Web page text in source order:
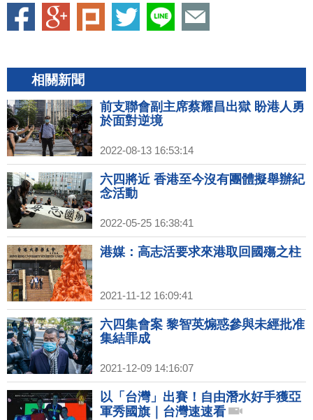
相關新聞
前支聯會副主席蔡耀昌出獄 盼港人勇
於面對逆境
2022-08-13 16:53:14
六四將近 香港至今沒有團體擬舉辦紀
念活動
2022-05-25 16:38:41
港媒：高志活要求來港取回國殤之柱
2021-11-12 16:09:41
六四集會案 黎智英煽惑參與未經批准
集結罪成
2021-12-09 14:16:07
以「台灣」出賽！自由潛水好手獲亞
軍秀國旗｜台灣速速看